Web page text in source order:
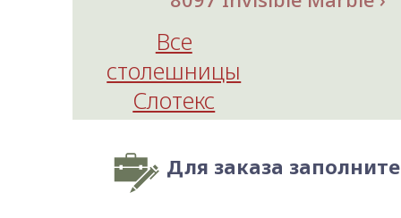
Все
столешницы
Слотекс
Для заказа